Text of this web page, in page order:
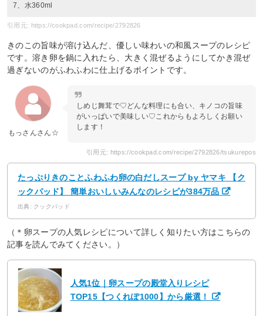
7、水360ml
引用元: https://cookpad.com/recipe/2792826
きのこの旨味が溶け込んだ、優しい味わいの和風スープのレシピ
です。溶き卵を鍋に入れたら、大きく混ぜるようにしてかき混ぜ
過ぎないのがふわふわに仕上げるポイントです。
もっさんさん☆
しめじ舞茸で♡どんな料理にも合い、キノコの旨味
がいっぱいで美味しい♡これからもよろしくお願い
します！
引用元: https://cookpad.com/recipe/2792826/tsukurepos
たっぷりきのことふわふわ卵の白だしスープ by ヤマキ 【ク
ックパッド】 簡単おいしいみんなのレシピが384万品
出典: クックパッド
（＊卵スープの人気レシピについて詳しく知りたい方はこちらの
記事を読んでみてください。）
人気1位｜卵スープの殿堂入りレシピ
TOP15【つくれぽ1000】から厳選！